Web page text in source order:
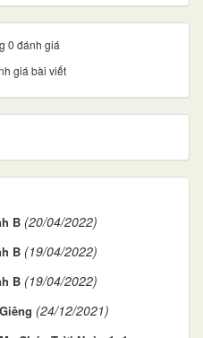
0 đánh giá
giá bài viết
B (20/04/2022)
B (19/04/2022)
B (19/04/2022)
(24/12/2021)